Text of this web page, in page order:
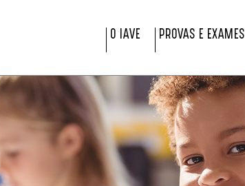
O IAVE PROVAS E EXAMES